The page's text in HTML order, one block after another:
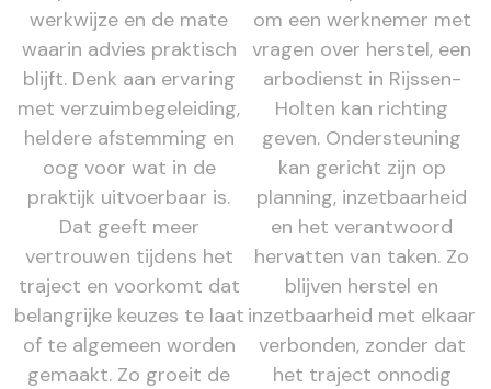
werkwijze en de mate
waarin advies praktisch
blijft. Denk aan ervaring
met verzuimbegeleiding,
heldere afstemming en
oog voor wat in de
praktijk uitvoerbaar is.
Dat geeft meer
vertrouwen tijdens het
traject en voorkomt dat
belangrijke keuzes te laat
of te algemeen worden
gemaakt. Zo groeit de
om een werknemer met
vragen over herstel, een
arbodienst in Rijssen-
Holten kan richting
geven. Ondersteuning
kan gericht zijn op
planning, inzetbaarheid
en het verantwoord
hervatten van taken. Zo
blijven herstel en
inzetbaarheid met elkaar
verbonden, zonder dat
het traject onnodig